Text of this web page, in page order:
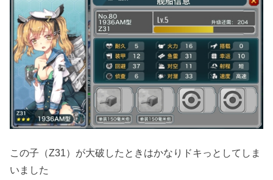
この子（Z31）が大破したときはかなりドキっとしてしま
いました